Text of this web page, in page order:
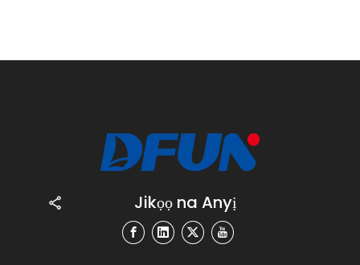
Jikọọ na Anyị